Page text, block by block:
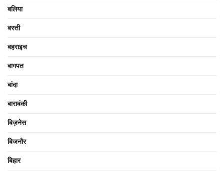
बलिया
बस्ती
बहराइच
बागपत
बांदा
बाराबंकी
बिज़नेस
बिजनौर
बिहार